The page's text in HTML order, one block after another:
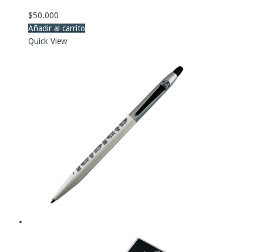
$50.000
Añadir al carrito
Quick View